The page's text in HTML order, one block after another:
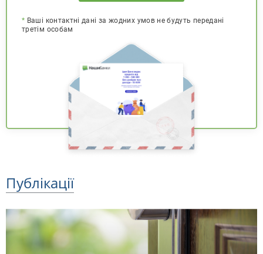
* Ваші контактні дані за жодних умов не будуть передані
третім особам
Публікації